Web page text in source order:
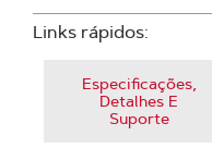
Links rápidos:
Especificações,
Detalhes E
Suporte